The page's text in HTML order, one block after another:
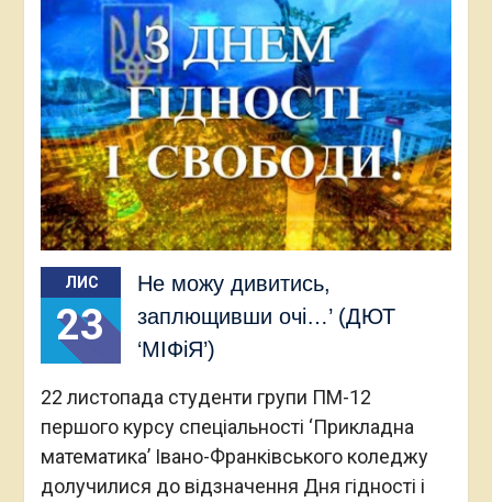
ЛИС
23
Не можу дивитись,
заплющивши очі…’ (ДЮТ
‘МІФіЯ’)
22 листопада студенти групи ПМ-12
першого курсу спеціальності ‘Прикладна
математика’ Івано-Франківського коледжу
долучилися до відзначення Дня гідності і